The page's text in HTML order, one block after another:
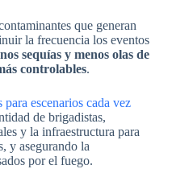
que generan
la frecuencia los eventos
sequías y menos olas de
controlables.
para escenarios cada vez
de brigadistas,
y la infraestructura para
y asegurando la
por el fuego.